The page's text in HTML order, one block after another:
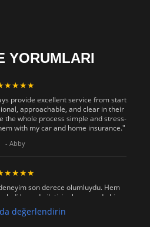
YORUMLARI
provide excellent service from start
approachable, and clear in their
the whole process simple and stress-
with my car and home insurance."
- Abby
son derece olumluydu. Hem
hem de iletişim konusunda hiç
da mesaj attığımda hemen dönüş
açıklayıcı bir şekilde yanıt verdiler.
değerlendirin